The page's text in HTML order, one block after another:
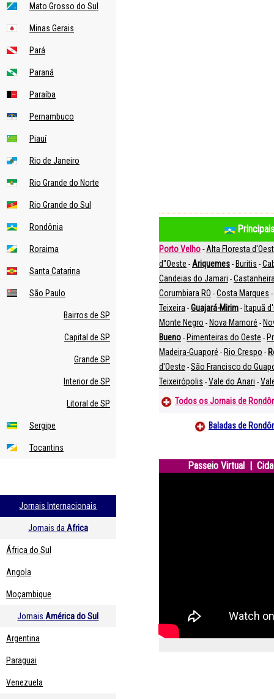
Mato Grosso do Sul
Minas Gerais
Pará
Paraná
Paraíba
Pernambuco
Piauí
Rio de Janeiro
Rio Grande do Norte
Rio Grande do Sul
Rondônia
Roraima
Santa Catarina
São Paulo
Bairros de SP
Capital de SP
Grande SP
Interior de SP
Litoral de SP
Sergipe
Tocantins
Jornais Internacionais
Jornais da Africa
África do Sul
Angola
Moçambique
Jornais América do Sul
Argentina
Paraguai
Venezuela
Porto Velho - Alta Floresta
d"Oeste - Ariquemes - Buritis -
Candeias do Jamari -
Corumbiara RO - Costa Marques -
Teixeira - Guajará-Mirim - Itapuã
Monte Negro - Nova Mamoré -
Bueno - Pimenteiras do Oeste -
Madeira-Guaporé - Rio Crespo -
d'Oeste - São Francisco do
Teixeirópolis - Vale do Anari -
Todos os Jornais de
Baladas de
Passeio Virtual |